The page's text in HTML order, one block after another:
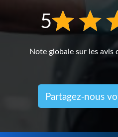
5
Note globale sur les
Partagez-nous